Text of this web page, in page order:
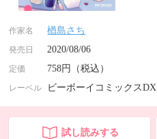
作家名 楢島さち
発売日 2020/08/06
定価 758円（税込）
レーベル ビーボーイコミックスDX
試し読みする